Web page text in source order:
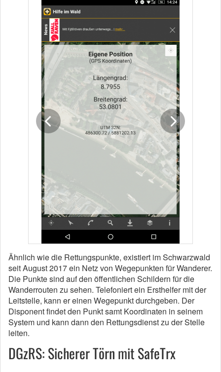
Ähnlich wie die Rettungspunkte, existiert im Schwarzwald
seit August 2017 ein Netz von Wegepunkten für Wanderer.
Die Punkte sind auf den öffentlichen Schildern für die
Wanderrouten zu sehen. Telefoniert ein Ersthelfer mit der
Leitstelle, kann er einen Wegepunkt durchgeben. Der
Disponent findet den Punkt samt Koordinaten in seinem
System und kann dann den Rettungsdienst zu der Stelle
leiten.
DGzRS: Sicherer Törn mit SafeTrx